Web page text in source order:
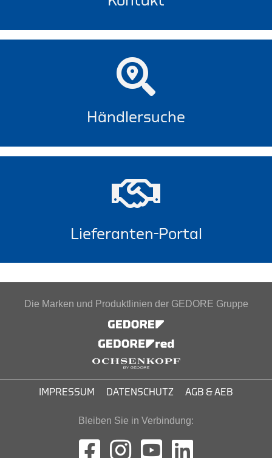
Händlersuche
Lieferanten-Portal
Die Marken und Produktlinien der GEDORE Gruppe
IMPRESSUM DATENSCHUTZ AGB & AEB
Bleiben Sie in Verbindung: